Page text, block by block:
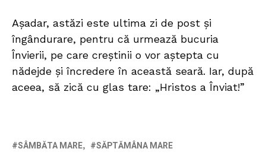
Așadar, astăzi este ultima zi de post și
îngândurare, pentru că urmează bucuria
Învierii, pe care creștinii o vor aștepta cu
nădejde și încredere în această seară. Iar, după
aceea, să zică cu glas tare: „Hristos a Înviat!”
SÂMBĂTA MARE SĂPTĂMÂNA MARE